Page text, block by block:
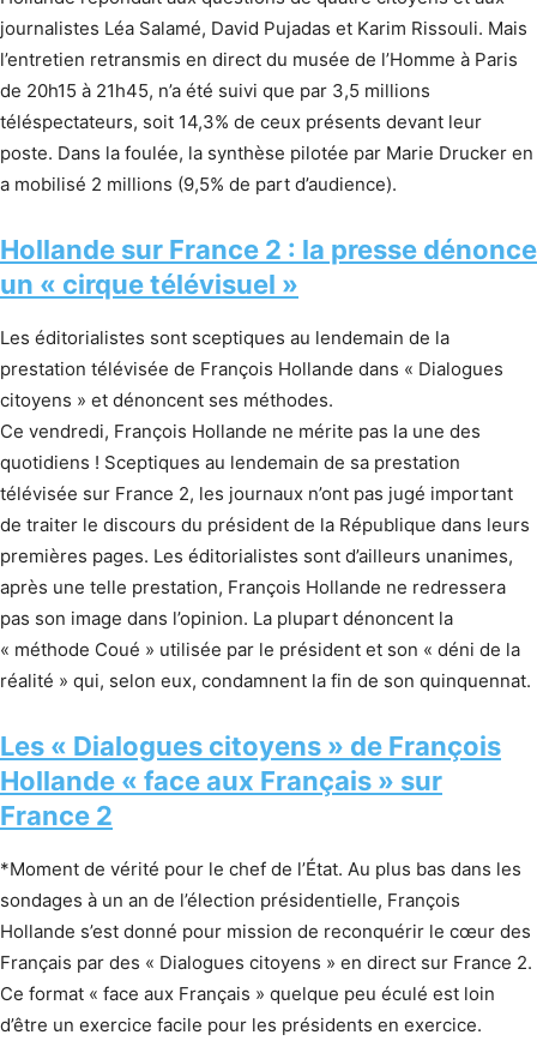
journalistes Léa Salamé, David Pujadas et Karim Rissouli. Mais
l’entretien retransmis en direct du musée de l’Homme à Paris
de 20h15 à 21h45, n’a été suivi que par 3,5 millions
téléspectateurs, soit 14,3% de ceux présents devant leur
poste. Dans la foulée, la synthèse pilotée par Marie Drucker en
a mobilisé 2 millions (9,5% de part d’audience).
Hollande sur France 2 : la presse dénonce
un « cirque télévisuel »
Les éditorialistes sont sceptiques au lendemain de la
prestation télévisée de François Hollande dans « Dialogues
citoyens » et dénoncent ses méthodes.
Ce vendredi, François Hollande ne mérite pas la une des
quotidiens ! Sceptiques au lendemain de sa prestation
télévisée sur France 2, les journaux n’ont pas jugé important
de traiter le discours du président de la République dans leurs
premières pages. Les éditorialistes sont d’ailleurs unanimes,
après une telle prestation, François Hollande ne redressera
pas son image dans l’opinion. La plupart dénoncent la
« méthode Coué » utilisée par le président et son « déni de la
réalité » qui, selon eux, condamnent la fin de son quinquennat.
Les « Dialogues citoyens » de François
Hollande « face aux Français » sur
France 2
*Moment de vérité pour le chef de l’État. Au plus bas dans les
sondages à un an de l’élection présidentielle, François
Hollande s’est donné pour mission de reconquérir le cœur des
Français par des « Dialogues citoyens » en direct sur France 2.
Ce format « face aux Français » quelque peu éculé est loin
d’être un exercice facile pour les présidents en exercice.